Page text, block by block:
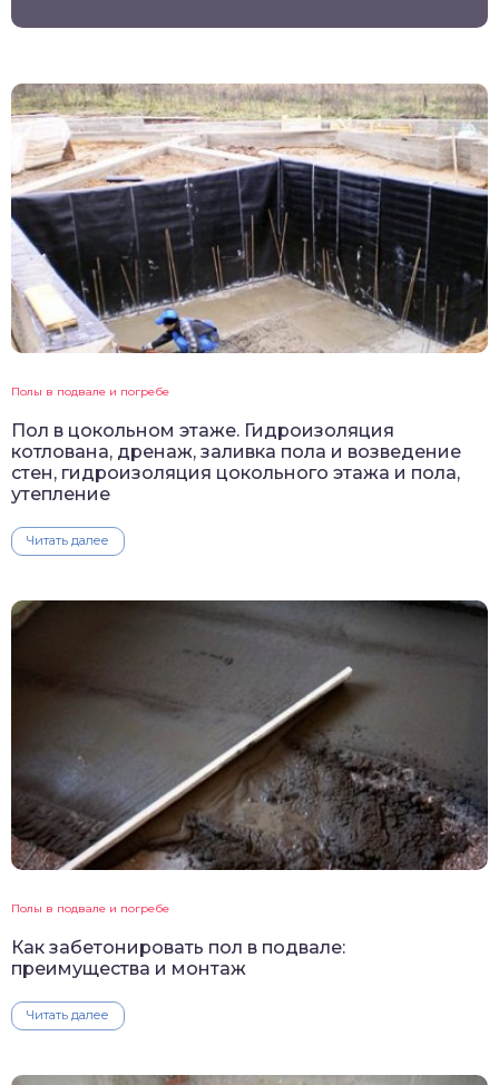
Полы в подвале и погребе
Пол в цокольном этаже. Гидроизоляция
котлована, дренаж, заливка пола и возведение
стен, гидроизоляция цокольного этажа и пола,
утепление
Читать далее
Полы в подвале и погребе
Как забетонировать пол в подвале:
преимущества и монтаж
Читать далее